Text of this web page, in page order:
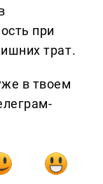
при
трат.
в твоем